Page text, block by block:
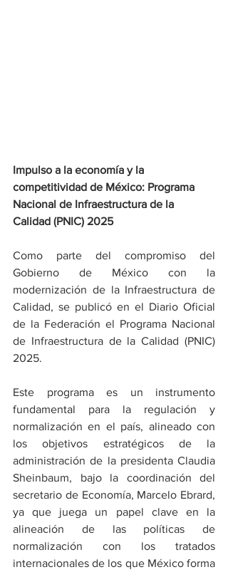
Impulso a la economía y la
competitividad de México: Programa
Nacional de Infraestructura de la
Calidad (PNIC) 2025
Como parte del compromiso del
Gobierno de México con la
modernización de la Infraestructura de
Calidad, se publicó en el Diario Oficial
de la Federación el Programa Nacional
de Infraestructura de la Calidad (PNIC)
2025.
Este programa es un instrumento
fundamental para la regulación y
normalización en el país, alineado con
los objetivos estratégicos de la
administración de la presidenta Claudia
Sheinbaum, bajo la coordinación del
secretario de Economía, Marcelo Ebrard,
ya que juega un papel clave en la
alineación de las políticas de
normalización con los tratados
internacionales de los que México forma